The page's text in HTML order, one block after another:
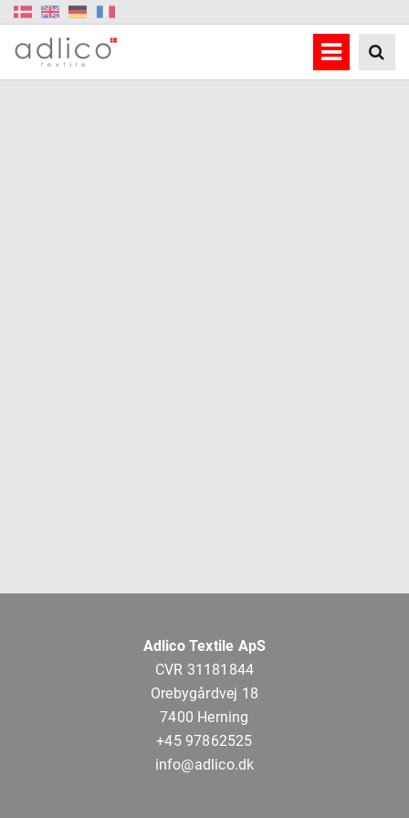
Adlico Textile ApS
CVR 31181844
Orebygårdvej 18
7400 Herning
+45 97862525
info@adlico.dk